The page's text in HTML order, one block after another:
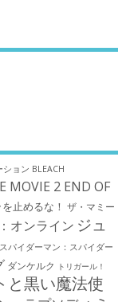
ョン BLEACH
MOVIE 2 END OF
止めるな！ ザ・マミー
オンライン ジュ
スパイダーマン：スパイダー
ダンケルク トリガール！
と黒い魔法使